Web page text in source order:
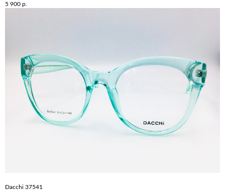
5 900 р.
Dacchi 37541